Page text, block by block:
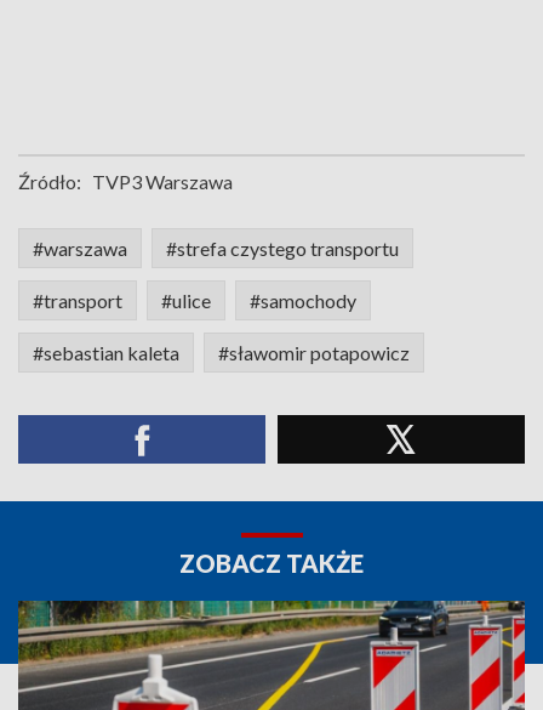
Źródło: TVP3 Warszawa
#warszawa #strefa czystego transportu
#transport #ulice #samochody
#sebastian kaleta #sławomir potapowicz
ZOBACZ TAKŻE